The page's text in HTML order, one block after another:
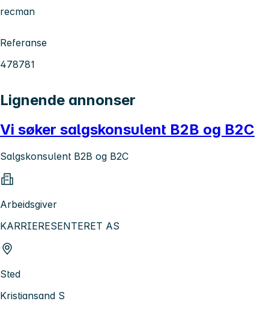
recman
Referanse
478781
Lignende annonser
Vi søker salgskonsulent B2B og B2C
Salgskonsulent B2B og B2C
Arbeidsgiver
KARRIERESENTERET AS
Sted
Kristiansand S